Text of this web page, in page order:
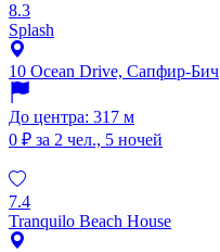
8.3
Splash
10 Ocean Drive, Сапфир-Бич
До центра: 317 м
0 ₽ за 2 чел., 5 ночей
7.4
Tranquilo Beach House